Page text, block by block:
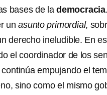
bases de lademocracia.
un asunto primordial,
derecho ineludible. En
el coordinador de los
empujando el
sino como el mismo